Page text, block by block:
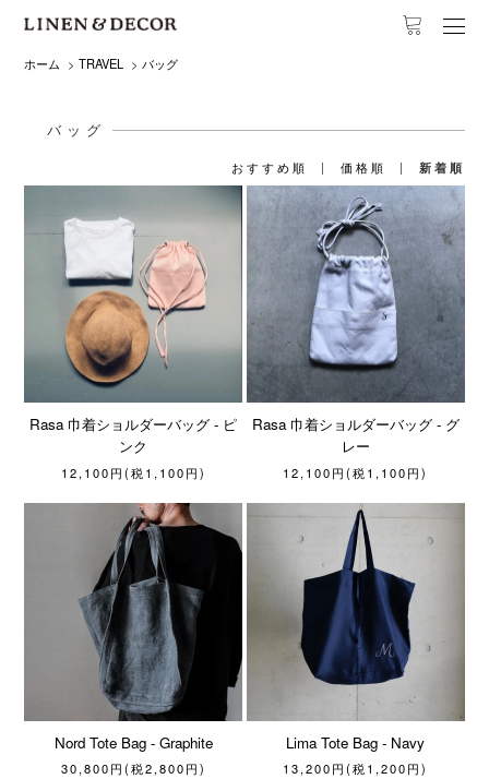
ホーム >TRAVEL >バッグ
バッグ
おすすめ順 | 価格順 | 新着順
Rasa 巾着ショルダーバッグ - ピ
ンク
12,100円(税1,100円)
Rasa 巾着ショルダーバッグ - グ
レー
12,100円(税1,100円)
Nord Tote Bag - Graphite
30,800円(税2,800円)
Lima Tote Bag - Navy
13,200円(税1,200円)